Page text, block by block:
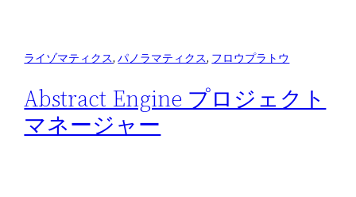
ライゾマティクス, パノラマティクス, フロウプラトウ
Abstract Engine プロジェクト
マネージャー